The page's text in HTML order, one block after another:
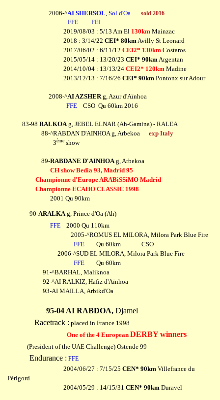
2006-^AI SHERSOL, Sol d'Oa
sold 2016
FFE
FEI
2019/08/03 : 5/13 Am El 130km Mainzac
2018 : 3/14/22 CEI* 80kmAvilly St Leonard
2017/06/02 : 6/11/12 CEI2* 130km Costaros
2015/05/14 : 13/20/23 CEI* 90kmArgentan
2014/10/04 : 13/13/24 CEI2* 120km Madine
2013/12/13 : 7/16/26 CEI* 90km Pontonx sur Adour
2008-^AI AZSHERg, Azur d'Aïnhoa
FFE CSO Qu 60km 2016
83-98 RALKOAg, JEBEL ELNAR (Ah-Gamina) - RALEA
88-^RABDAN D'AINHOA g, Arbekoa exp Italy
3ème show
89-RABDANE D'AINHOAg, Arbekoa
CH show Bedia 93, Madrid 95
Championne d'Europe ARABiSSiMO Madrid
Championne ECAHO CLASSIC 1998
2001 Qu 90km
90-ARALKAg, Prince d'Oa (Ah)
FFE
2000 Qu 110km
2005-^ROMUS EL MILORA, Milora Park Blue Fire
FFE Qu 60km CSO
2006-^SUD EL MILORA, Milora Park Blue Fire
FFE Qu 60km
91-^BARHAL, Maliknoa
92-^AI RALKIZ, Hafiz d'Aïnhoa
93-AI MAILLA, Arbikd'Oa
95-04 AI RABDOA, Djamel
Racetrack : placed in France 1998
One of the 4 European DERBY winners
(President of the UAE Challenge) Ostende 99
Endurance : FFE
2004/06/27 : 7/15/25 CEN* 90km Villefrance du
Périgord
2004/05/29 : 14/15/31 CEN* 90km Duravel